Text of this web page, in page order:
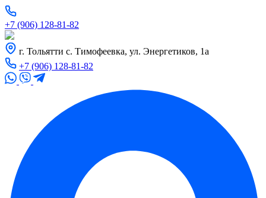
+7 (906) 128-81-82
г. Тольятти с. Тимофеевка, ул. Энергетиков, 1а
+7 (906) 128-81-82